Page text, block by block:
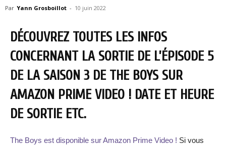
Par Yann Grosboillot - 10 juin 2022
DÉCOUVREZ TOUTES LES INFOS
CONCERNANT LA SORTIE DE L’ÉPISODE 5
DE LA SAISON 3 DE THE BOYS SUR
AMAZON PRIME VIDEO ! DATE ET HEURE
DE SORTIE ETC.
The Boys est disponible sur Amazon Prime Video ! Si vous